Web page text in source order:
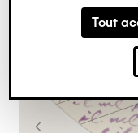
Tout